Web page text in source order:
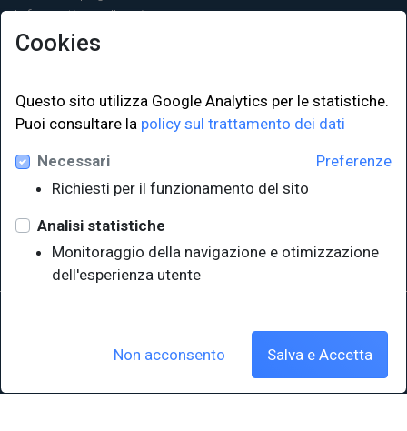
Informativa sulla privacy
LINK ISTITUZIONALI
Università degli Studi di Trieste
Sistema Bibliotecario di Ateneo
EUT in cifre
P.IVA 00211830328 - C.F. 80013890324 - P.E.C.: ateneo@pec.units.it
Cookies
Questo sito utilizza Google Analytics per le statistiche.
Puoi consultare la policy sul trattamento dei dati
Preferenze
Necessari
Richiesti per il funzionamento del sito
Analisi statistiche
Monitoraggio della navigazione e otimizzazione
dell'esperienza utente
Non acconsento Salva e Accetta